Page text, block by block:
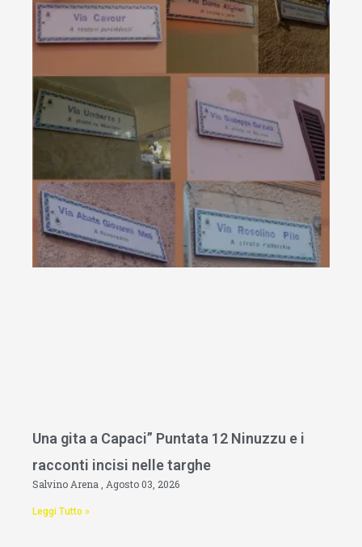
Una gita a Capaci” Puntata 12 Ninuzzu e i
racconti incisi nelle targhe
Salvino Arena Agosto 03, 2026
Leggi Tutto »